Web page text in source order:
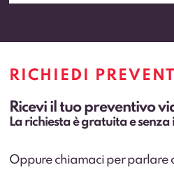
RICHIEDI
Ricevi il tuo preventivo
La richiesta è gratuita e
Oppure chiamaci per parlare